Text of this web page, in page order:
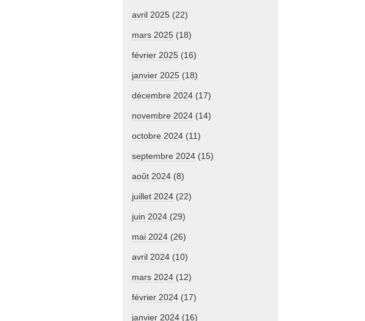
avril 2025 (22)
mars 2025 (18)
février 2025 (16)
janvier 2025 (18)
décembre 2024 (17)
novembre 2024 (14)
octobre 2024 (11)
septembre 2024 (15)
août 2024 (8)
juillet 2024 (22)
juin 2024 (29)
mai 2024 (26)
avril 2024 (10)
mars 2024 (12)
février 2024 (17)
janvier 2024 (16)